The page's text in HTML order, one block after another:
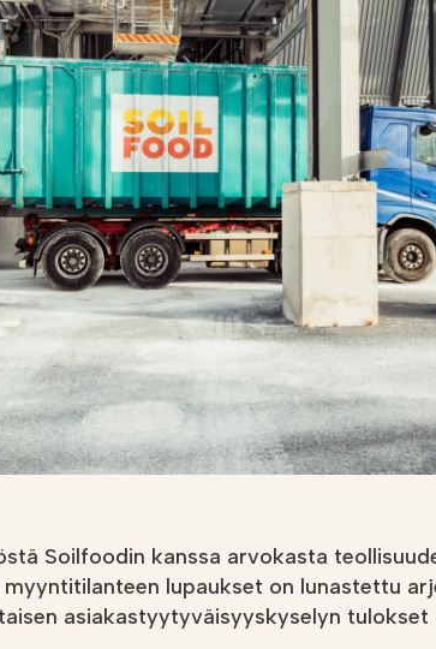
Soilfoodin
verkkokauppa
Soilfoodin kanssa arvokasta
lupaukset on lunastettu
asiakastyytyväisyyskyselyn tulokset